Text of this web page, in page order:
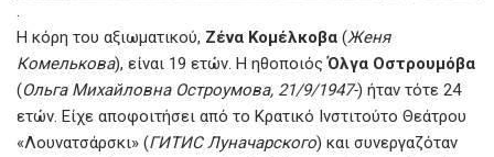
.
Η κόρη του αξιωματικού, Ζένα Κομέλκοβα (Женя
Комелькова), είναι 19 ετών. Η ηθοποιόςΌλγα Οστρουμόβα
(Ольга Михайловна Остроумова, 21/9/1947-) ήταν τότε 24
ετών. Είχε αποφοιτήσει από το Κρατικό Ινστιτούτο Θεάτρου
«Λουνατσάρσκι» (ГИТИС Луначарского) και συνεργαζόταν